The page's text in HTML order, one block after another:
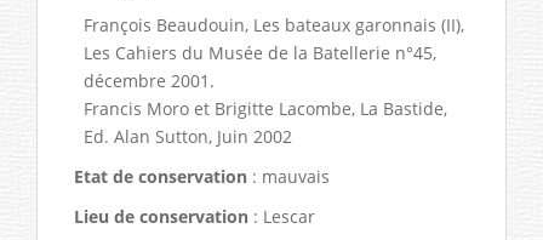
François Beaudouin, Les bateaux garonnais (II),
Les Cahiers du Musée de la Batellerie n°45,
décembre 2001.
Francis Moro et Brigitte Lacombe, La Bastide,
Ed. Alan Sutton, Juin 2002
Etat de conservation : mauvais
Lieu de conservation : Lescar